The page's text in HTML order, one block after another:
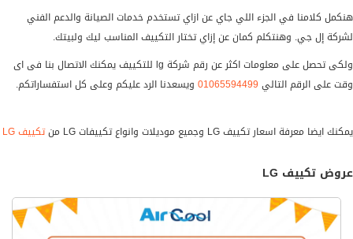
هنكمل كلامنا في الجزء اللي جاي عن ازاي تستخدم خدمات الصيانة والدعم الفني
لشركة إل جي. وهنتكلم كمان عن إزاي تختار التكييف المناسب ليك ولبيتك.
ولكى تحصل على معلومات اكثر عن رقم شركة lg للتكييف يمكنك الاتصال بنا فى اى
وقت على الرقم التالي 01065594499 ويسعدنا الرد عليكم وعلى كل استفساراتكم.
يمكنك ايضا معرفة اسعار تكييف LG وجميع موديلات وانواع تكييفات LG من تكييف LG
عروض تكييف LG